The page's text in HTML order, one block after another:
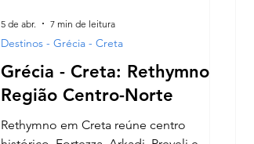
Grécia - Creta: Rethymno e
Região Centro-Norte
Rethymno em Creta reúne centro
Destinos - Grécia - Creta
5 de abr. 7 min de leitura